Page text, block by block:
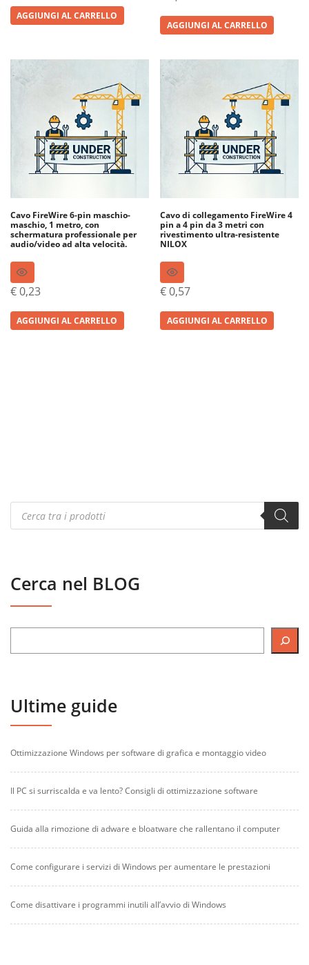
AGGIUNGI AL CARRELLO
AGGIUNGI AL CARRELLO
Cavo FireWire 6-pin maschio-
maschio, 1 metro, con
schermatura professionale per
audio/video ad alta velocità.
€0,23
AGGIUNGI AL CARRELLO
Cavo di collegamento FireWire 4
pin a 4 pin da 3 metri con
rivestimento ultra-resistente
NILOX
€0,57
AGGIUNGI AL CARRELLO
Products
search
Cerca nel BLOG
Ultime guide
Ottimizzazione Windows per software di grafica e montaggio video
Il PC si surriscalda e va lento? Consigli di ottimizzazione software
Guida alla rimozione di adware e bloatware che rallentano il computer
Come configurare i servizi di Windows per aumentare le prestazioni
Come disattivare i programmi inutili all’avvio di Windows